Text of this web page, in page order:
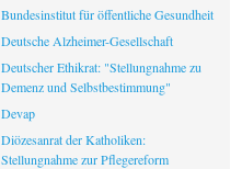
Bundesinstitut für öffentliche Gesundheit
Deutsche Alzheimer-Gesellschaft
Deutscher Ethikrat: "Stellungnahme zu
Demenz und Selbstbestimmung"
Devap
Diözesanrat der Katholiken:
Stellungnahme zur Pflegereform